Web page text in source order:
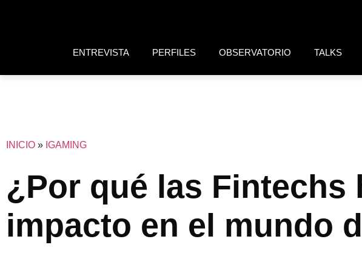
ENTREVISTA PERFILES OBSERVATORIO TALKS
INICIO » IGAMING
¿Por qué las Fintechs
impacto en el mundo